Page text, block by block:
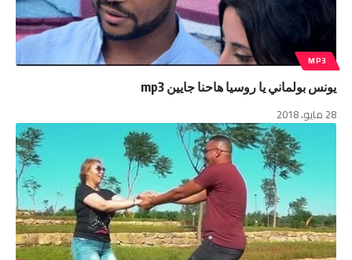
MP3
يونس بولماني يا روسيا هاحنا جايين mp3
28 مايو، 2018